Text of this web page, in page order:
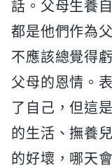
話。父母生養
都是他們作為
不應該總覺得
父母的恩情。
了自己，但這
的生活、撫養
的好壞，哪天